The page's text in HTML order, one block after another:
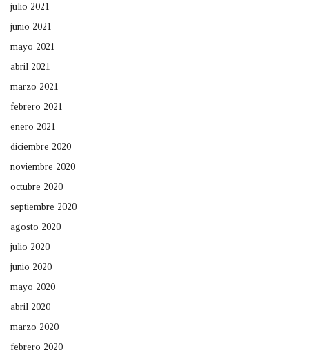
julio 2021
junio 2021
mayo 2021
abril 2021
marzo 2021
febrero 2021
enero 2021
diciembre 2020
noviembre 2020
octubre 2020
septiembre 2020
agosto 2020
julio 2020
junio 2020
mayo 2020
abril 2020
marzo 2020
febrero 2020